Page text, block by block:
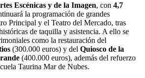
Escénicas y de la Imagen, con 4,7
la programación de grandes
Principal y el Teatro del Mercado, tras
de taquilla y asistencia. A ello se
como la restauración del
(300.000 euros) y del Quiosco de la
(400.000 euros), además del refuerzo
Taurina Mar de Nubes.